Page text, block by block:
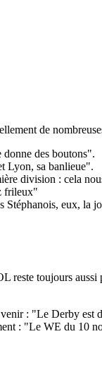
de
des boutons".
Lyon, sa banlieue".
division : cela
frileux"
eux, la
toujours
: "Le Derby est
: "Le WE du